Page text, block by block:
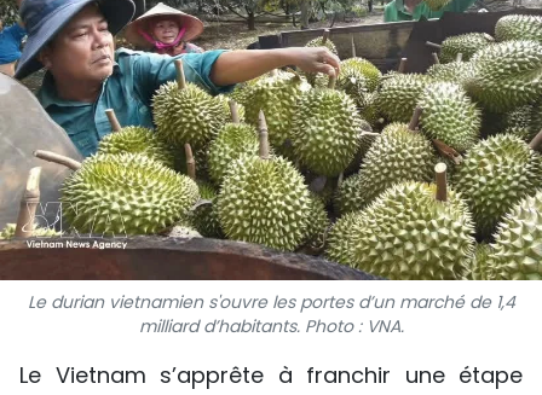
INTERNATIONAL
MÉGASTORIE
INFOGRAPHIE
PHOTO
VIDÉO
Le durian vietnamien s'ouvre les portes d’un marché de 1,4
milliard d’habitants. Photo : VNA.
Le Vietnam s’apprête à franchir une étape